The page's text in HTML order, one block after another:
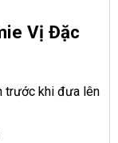
Vị Đặc
trước khi đưa lên